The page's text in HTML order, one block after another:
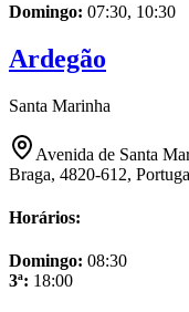
Domingo: 07:30, 10:30
Ardegão
Santa Marinha
Avenida de Santa
Braga, 4820-612,
Horários:
Domingo: 08:30
3ª: 18:00